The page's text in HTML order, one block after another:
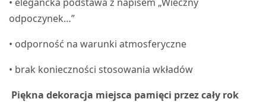
odpoczynek…”
• odporność na warunki atmosferyczne
• brak konieczności stosowania wkładów
Piękna dekoracja miejsca pamięci przez cały rok